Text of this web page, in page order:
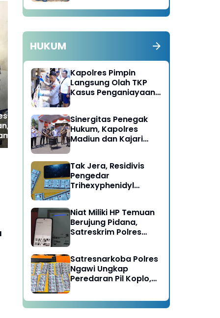
Ngawi Cek
Beri Motivasi di
Operasi Keselamatan
Beri Hadiah Helm dan
Cokelat Pengendara
Tertib
Rumah Sasaran Rehab
RTLH
HUKUM
Kapolres Pimpin
Langsung Olah TKP
Kasus Penganiayaan
Ngawi
Sinergitas Penegak
Hukum, Kapolres
Madiun dan Kajari
Umum
Tak Jera, Residivis
Pengedar
Trihexyphenidyl
Ngawi
Niat Miliki HP Temuan
Berujung Pidana,
Satreskrim Polres
Satresnarkoba Polres
Ngawi Ungkap
Peredaran Pil Koplo,
Diamankan